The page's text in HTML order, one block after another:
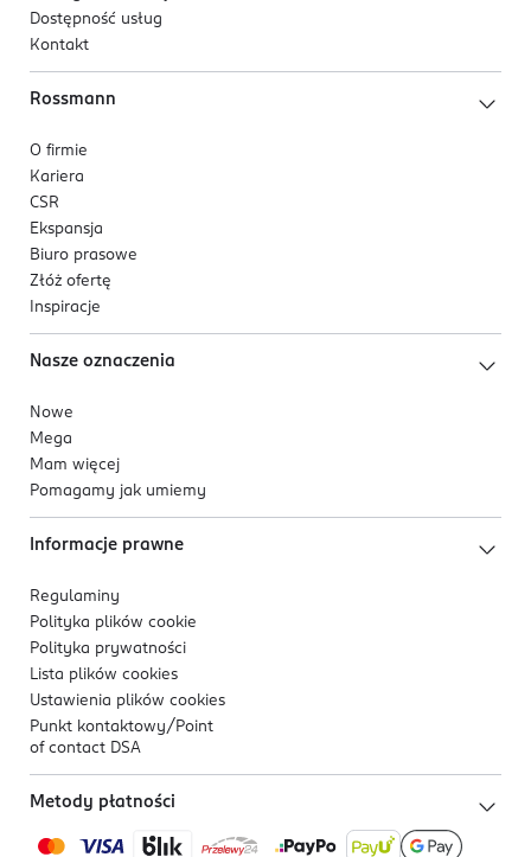
Dostępność usług
Kontakt
Rossmann
O firmie
Kariera
CSR
Ekspansja
Biuro prasowe
Złóż ofertę
Inspiracje
Nasze oznaczenia
Nowe
Mega
Mam więcej
Pomagamy jak umiemy
Informacje prawne
Regulaminy
Polityka plików cookie
Polityka prywatności
Lista plików cookies
Ustawienia plików cookies
Punkt kontaktowy/ Point
of contact DSA
Metody płatności